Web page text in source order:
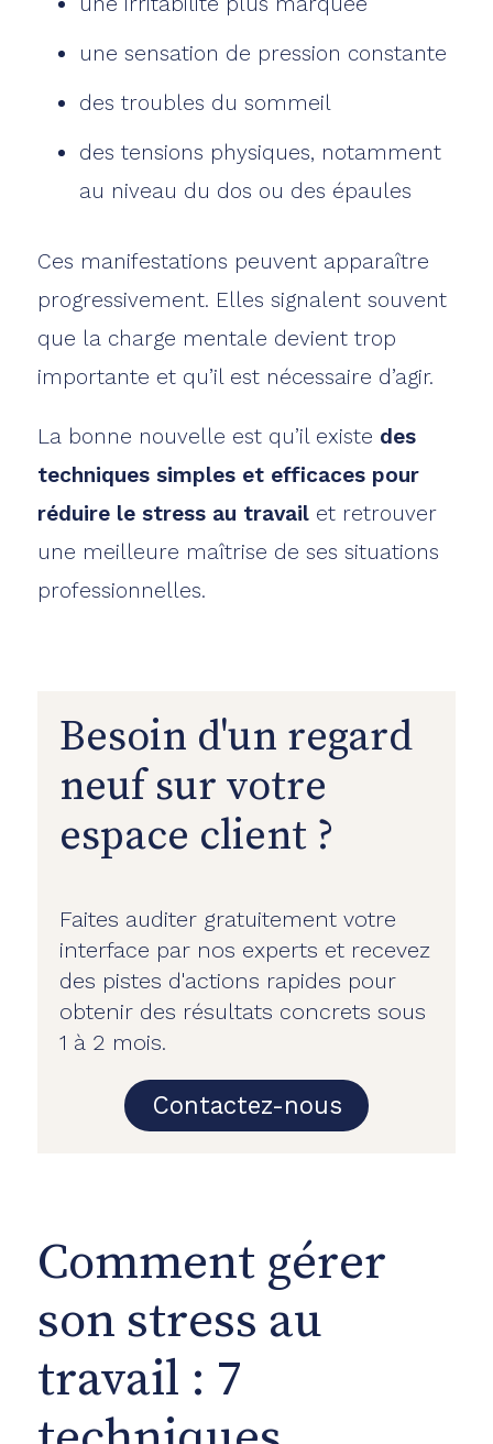
une sensation de pression constante
des troubles du sommeil
des tensions physiques, notamment
au niveau du dos ou des épaules
Ces manifestations peuvent apparaître
progressivement. Elles signalent souvent
que la charge mentale devient trop
importante et qu’il est nécessaire d’agir.
La bonne nouvelle est qu’il existe des
techniques simples et efficaces pour
réduire le stress au travailet retrouver
une meilleure maîtrise de ses situations
professionnelles.
Besoin d'un regard
neuf sur votre
espace client ?
Faites auditer gratuitement votre
interface par nos experts et recevez
des pistes d'actions rapides pour
obtenir des résultats concrets sous
1 à 2 mois.
Contactez-nous
Comment gérer
son stress au
travail : 7